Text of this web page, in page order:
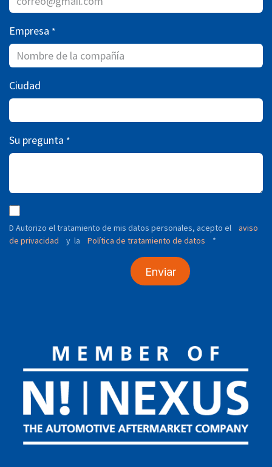
Empresa *
Ciudad
Su pregunta *
D Autorizo ​​el tratamiento de mis datos personales, acepto el
aviso
de privacidad
y la Política de tratamiento de datos *
Enviar